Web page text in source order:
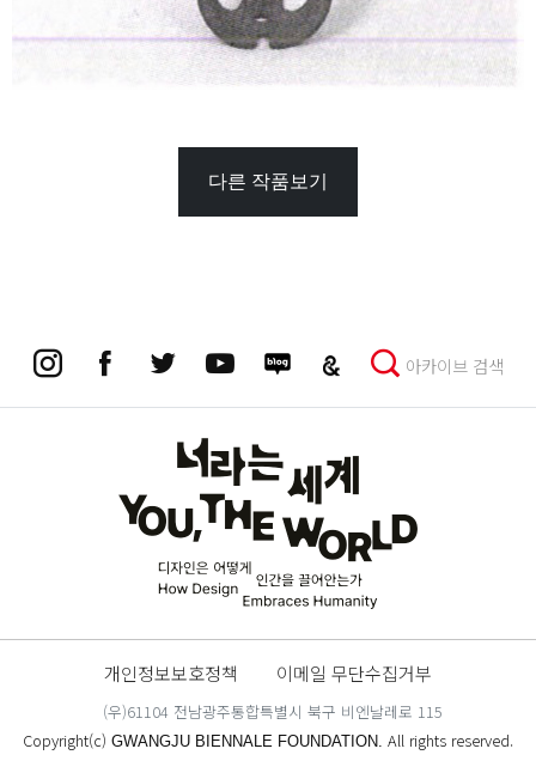
다른 작품보기
아카이브 검색
개인정보보호정책 이메일 무단수집거부
(우)61104 전남광주통합특별시 북구 비엔날레로 115
Copyright(c) GWANGJU BIENNALE FOUNDATION. All rights reserved.